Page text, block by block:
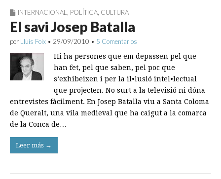
INTERNACIONAL POLÍTICA CULTURA
El savi Josep Batalla
por Lluís Foix • 29/09/2010 • 5 Comentarios
Hi ha persones que em depassen pel que
han fet, pel que saben, pel poc que
s’exhibeixen i per la il•lusió intel•lectual
que projecten. No surt a la televisió ni dóna
entrevistes fàcilment. En Josep Batalla viu a Santa Coloma
de Queralt, una vila medieval que ha caigut a la comarca
de la Conca de…
Leer más →